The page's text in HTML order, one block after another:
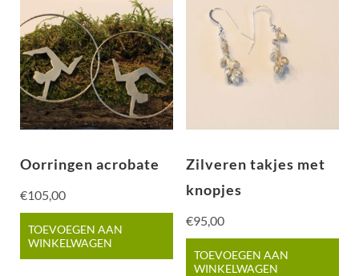
Oorringen acrobate
€105,00
TOEVOEGEN AAN
WINKELWAGEN
Zilveren takjes met
knopjes
€95,00
TOEVOEGEN AAN
WINKELWAGEN